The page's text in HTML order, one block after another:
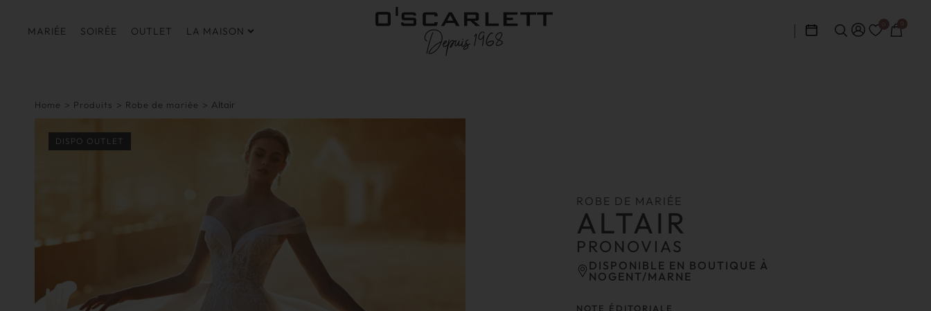
MARIÉE SOIRÉE OUTLET LA MAISON
Home > Produits > Robe de mariée > Altair
DISPO OUTLET
ROBE DE MARIÉE
ALTAIR
PRONOVIAS
DISPONIBLE EN BOUTIQUE À
NOGENT/MARNE
NOTE ÉDITORIALE